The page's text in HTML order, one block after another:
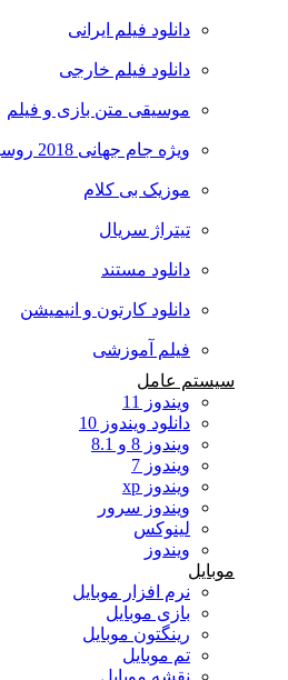
دانلود فیلم ایرانی
دانلود فیلم خارجی
موسیقی متن بازی و فیلم
ویژه جام جهانی 2018 روسیه
موزیک بی کلام
تیتراژ سریال
دانلود مستند
دانلود کارتون و انیمیشن
فیلم آموزشی
سیستم عامل
ویندوز 11
دانلود ویندوز 10
ویندوز 8 و 8.1
ویندوز 7
ویندوز xp
ویندوز سرور
لینوکس
ویندوز
نرم افزار موبایل
بازی موبایل
رینگتون موبایل
تم موبایل
نقشه موبایل